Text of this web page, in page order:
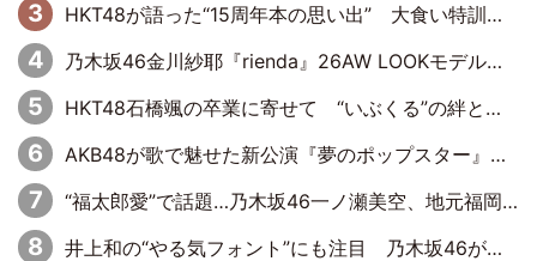
HKT48が語った“15周年本の思い出” 大食い特訓・守護霊企画・制服グラビア…盛りだくさんの裏話
乃木坂46金川紗耶『rienda』26AW LOOKモデルに就任
HKT48石橋颯の卒業に寄せて “いぶくる”の絆と後輩・龍頭綺音の決意
AKB48が歌で魅せた新公演『夢のポップスター』 初日から全身全霊のステージ
“福太郎愛”で話題…乃木坂46一ノ瀬美空、地元福岡『めんべい25周年トップサポーター』に就任
井上和の“やる気フォント”にも注目 乃木坂46が挑んだ書道パフォーマンスの舞台裏